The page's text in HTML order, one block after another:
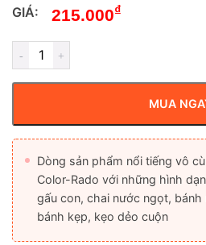
GIÁ:
215.000₫
MUA
Dòng sản phẩm nổi tiếng vô
Color-Rado với những hình
gấu con, chai nước ngọt,
bánh kẹp, kẹo dẻo cuộn